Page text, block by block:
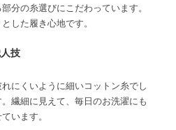
分の糸選びにこだわっています。
した履き心地です。
技
にくいように細いコットン糸でし
繊細に見えて、毎日のお洗濯にも
います。